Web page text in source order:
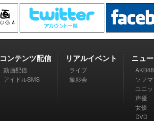
コンテンツ配信
動画配信
アイドルSMS
リアルイベント
ライブ
撮影会
ニュ
AKB48
ソフ
ユニ
声優
女優
DVD